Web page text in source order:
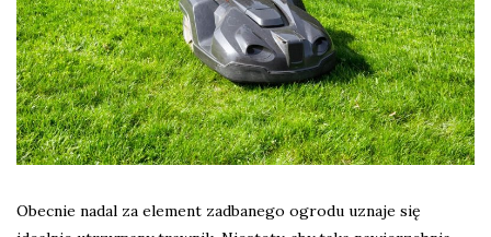
Obecnie nadal za element zadbanego ogrodu uznaje się